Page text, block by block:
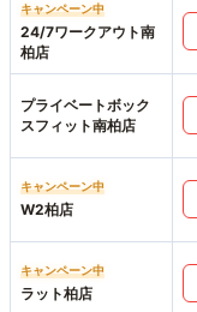
キャンペーン中
24/7ワークアウト南
柏店
プライベートボック
スフィット南柏店
キャンペーン中
W2柏店
キャンペーン中
ラット柏店